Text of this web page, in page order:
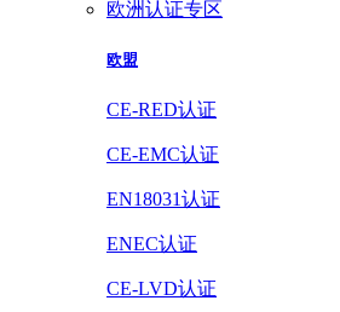
欧洲认证专区
欧盟
CE-RED认证
CE-EMC认证
EN18031认证
ENEC认证
CE-LVD认证